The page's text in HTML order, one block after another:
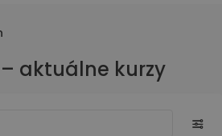
aktuálne kurzy